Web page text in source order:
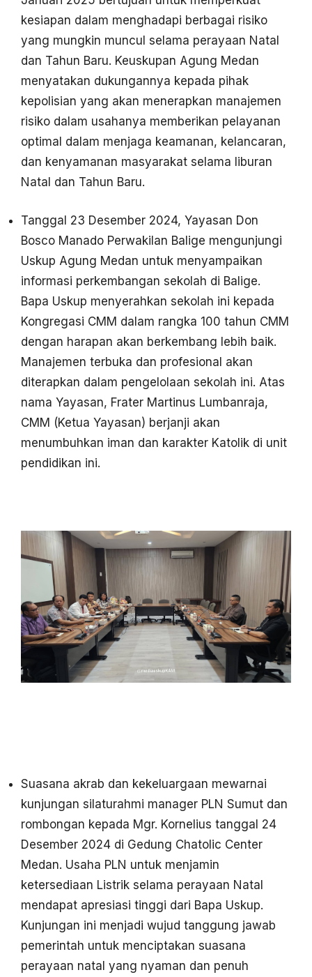
kesiapan dalam menghadapi berbagai risiko
yang mungkin muncul selama perayaan Natal
dan Tahun Baru. Keuskupan Agung Medan
menyatakan dukungannya kepada pihak
kepolisian yang akan menerapkan manajemen
risiko dalam usahanya memberikan pelayanan
optimal dalam menjaga keamanan, kelancaran,
dan kenyamanan masyarakat selama liburan
Natal dan Tahun Baru.
Tanggal 23 Desember 2024, Yayasan Don
Bosco Manado Perwakilan Balige mengunjungi
Uskup Agung Medan untuk menyampaikan
informasi perkembangan sekolah di Balige.
Bapa Uskup menyerahkan sekolah ini kepada
Kongregasi CMM dalam rangka 100 tahun CMM
dengan harapan akan berkembang lebih baik.
Manajemen terbuka dan profesional akan
diterapkan dalam pengelolaan sekolah ini. Atas
nama Yayasan, Frater Martinus Lumbanraja,
CMM (Ketua Yayasan) berjanji akan
menumbuhkan iman dan karakter Katolik di unit
pendidikan ini.
Suasana akrab dan kekeluargaan mewarnai
kunjungan silaturahmi manager PLN Sumut dan
rombongan kepada Mgr. Kornelius tanggal 24
Desember 2024 di Gedung Chatolic Center
Medan. Usaha PLN untuk menjamin
ketersediaan Listrik selama perayaan Natal
mendapat apresiasi tinggi dari Bapa Uskup.
Kunjungan ini menjadi wujud tanggung jawab
pemerintah untuk menciptakan suasana
perayaan natal yang nyaman dan penuh